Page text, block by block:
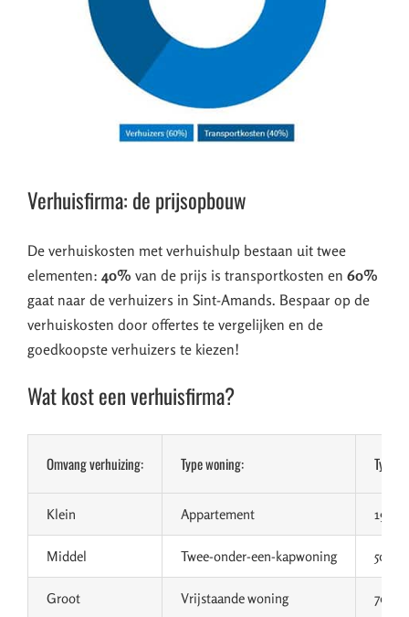
Verhuisfirma: de prijsopbouw
De verhuiskosten met verhuishulp bestaan uit twee
elementen: 40% van de prijs is transportkosten en 60%
gaat naar de verhuizers in Sint-Amands. Bespaar op de
verhuiskosten door offertes te vergelijken en de
goedkoopste verhuizers te kiezen!
Wat kost een verhuisfirma?
Omvang verhuizing: Type woning: Type
Klein Appartement 19 m³
Middel Twee-onder-een-kapwoning 50 m³
Groot Vrijstaande woning
70 m³